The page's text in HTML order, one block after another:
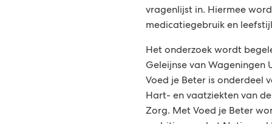
vragenlijst in. Hiermee
medicatiegebruik en
Het onderzoek wordt
Geleijnse van Wageningen
Voed je Beter is onderdeel
Hart- en vaatziekten van
Zorg. Met Voed je Beter